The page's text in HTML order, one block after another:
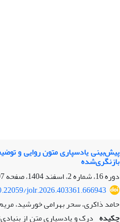
پیش‌بینی یادسپاری متون روایی و
بازنگری‌شده
دوره 16، شماره 2، اسفند 1404، صفحه
jolr.2026.403361.666943
حامد ذاکری، سحر بهرامی خورشید،
چکیده درک و یادسپاری متن از